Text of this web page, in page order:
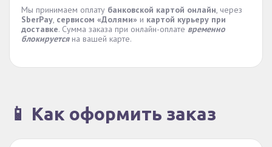
Мы принимаем оплату банковской картой онлайн, через
SberPay, сервисом «Долями» и картой курьеру при
доставке. Сумма заказа при онлайн-оплате временно
блокируетсяна вашей карте.
📱 Как оформить заказ